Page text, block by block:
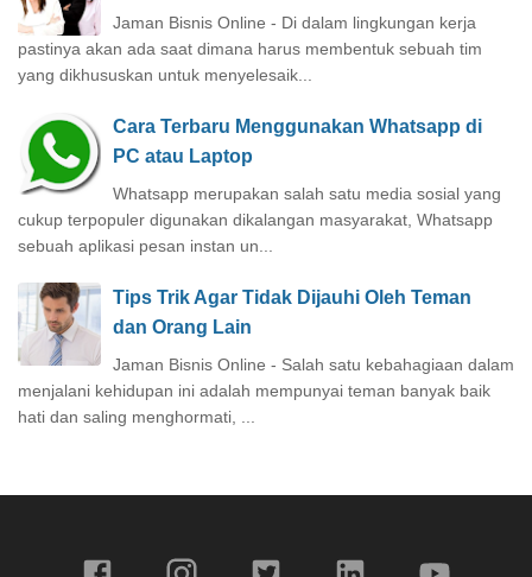
Jaman Bisnis Online - Di dalam lingkungan kerja
pastinya akan ada saat dimana harus membentuk sebuah tim
yang dikhususkan untuk menyelesaik...
Cara Terbaru Menggunakan Whatsapp di
PC atau Laptop
Whatsapp merupakan salah satu media sosial yang
cukup terpopuler digunakan dikalangan masyarakat, Whatsapp
sebuah aplikasi pesan instan un...
Tips Trik Agar Tidak Dijauhi Oleh Teman
dan Orang Lain
Jaman Bisnis Online - Salah satu kebahagiaan dalam
menjalani kehidupan ini adalah mempunyai teman banyak baik
hati dan saling menghormati, ...